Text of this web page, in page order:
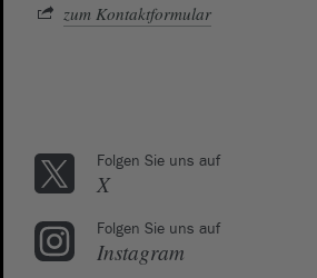
zum Kontaktformular
Folgen Sie uns auf
X
Folgen Sie uns auf
Instagram